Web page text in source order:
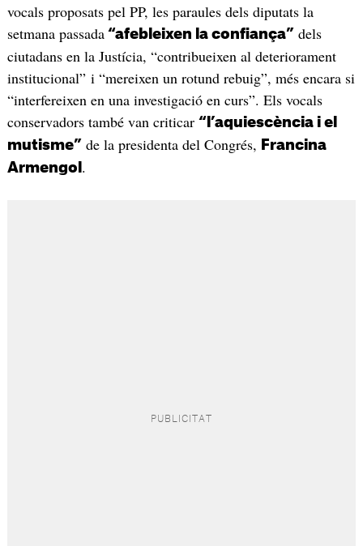
vocals proposats pel PP, les paraules dels diputats la
setmana passada “afebleixen la confiança”dels
ciutadans en la Justícia, “contribueixen al deteriorament
institucional” i “mereixen un rotund rebuig”, més encara si
“interfereixen en una investigació en curs”. Els vocals
conservadors també van criticar “l’aquiescència i el
mutisme”de la presidenta del Congrés,
Francina
Armengol .